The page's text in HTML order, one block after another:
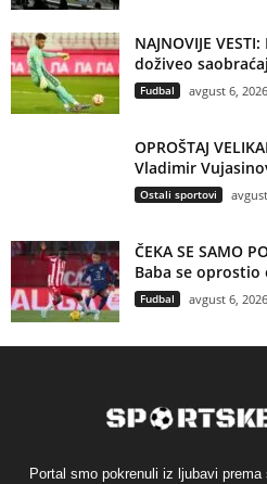
NAJNOVIJE
doživeo
Fudbal avgust 6, 2026
OPROŠTAJ
Vladimir
Ostali sportovi
ČEKA SE SAMO
Baba se oprostio
Fudbal avgust 6, 2026
Portal smo pokrenuli iz ljubavi